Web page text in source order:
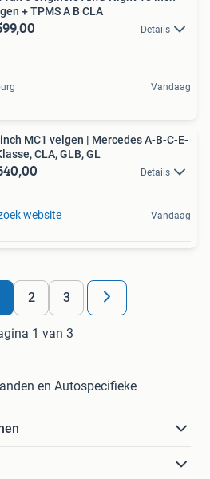
+ TPMS A B CLA
Details
Vandaag
MC1 velgen | Mercedes A-B-C-E-
CLA, GLB, GL
Details
website Vandaag
2 3
1 van 3